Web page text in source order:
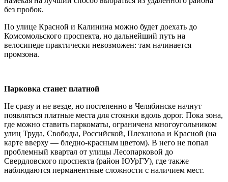
без пробок.
По улице Красной и Калинина можно будет доехать до
Комсомольского проспекта, но дальнейший путь на
велосипеде практически невозможен: там начинается
промзона.
Парковка станет платной
Не сразу и не везде, но постепенно в Челябинске начнут
появляться платные места для стоянки вдоль дорог. Пока зона,
где можно ставить паркоматы, ограничена многоугольником
улиц Труда, Свободы, Российской, Плеханова и Красной (на
карте вверху — бледно-красным цветом). В него не попал
проблемный квартал от улицы Лесопарковой до
Свердловского проспекта (район ЮУрГУ), где также
наблюдаются перманентные сложности с наличием мест.